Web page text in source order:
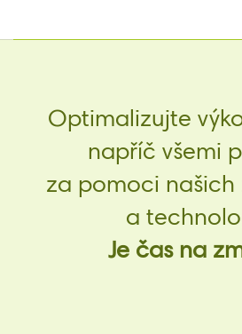
Optimalizujte
napříč všemi
za pomoci našich
a
Je čas na